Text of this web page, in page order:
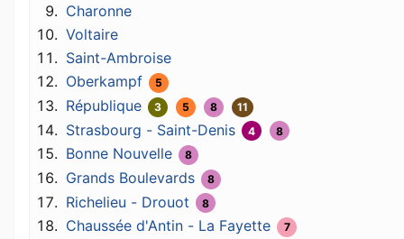
Charonne
Voltaire
Saint-Ambroise
Oberkampf
5
République 3 5 8 11
Strasbourg - Saint-Denis 4 8
Bonne Nouvelle 8
Grands Boulevards 8
Richelieu - Drouot 8
Chaussée d'Antin - La Fayette 7